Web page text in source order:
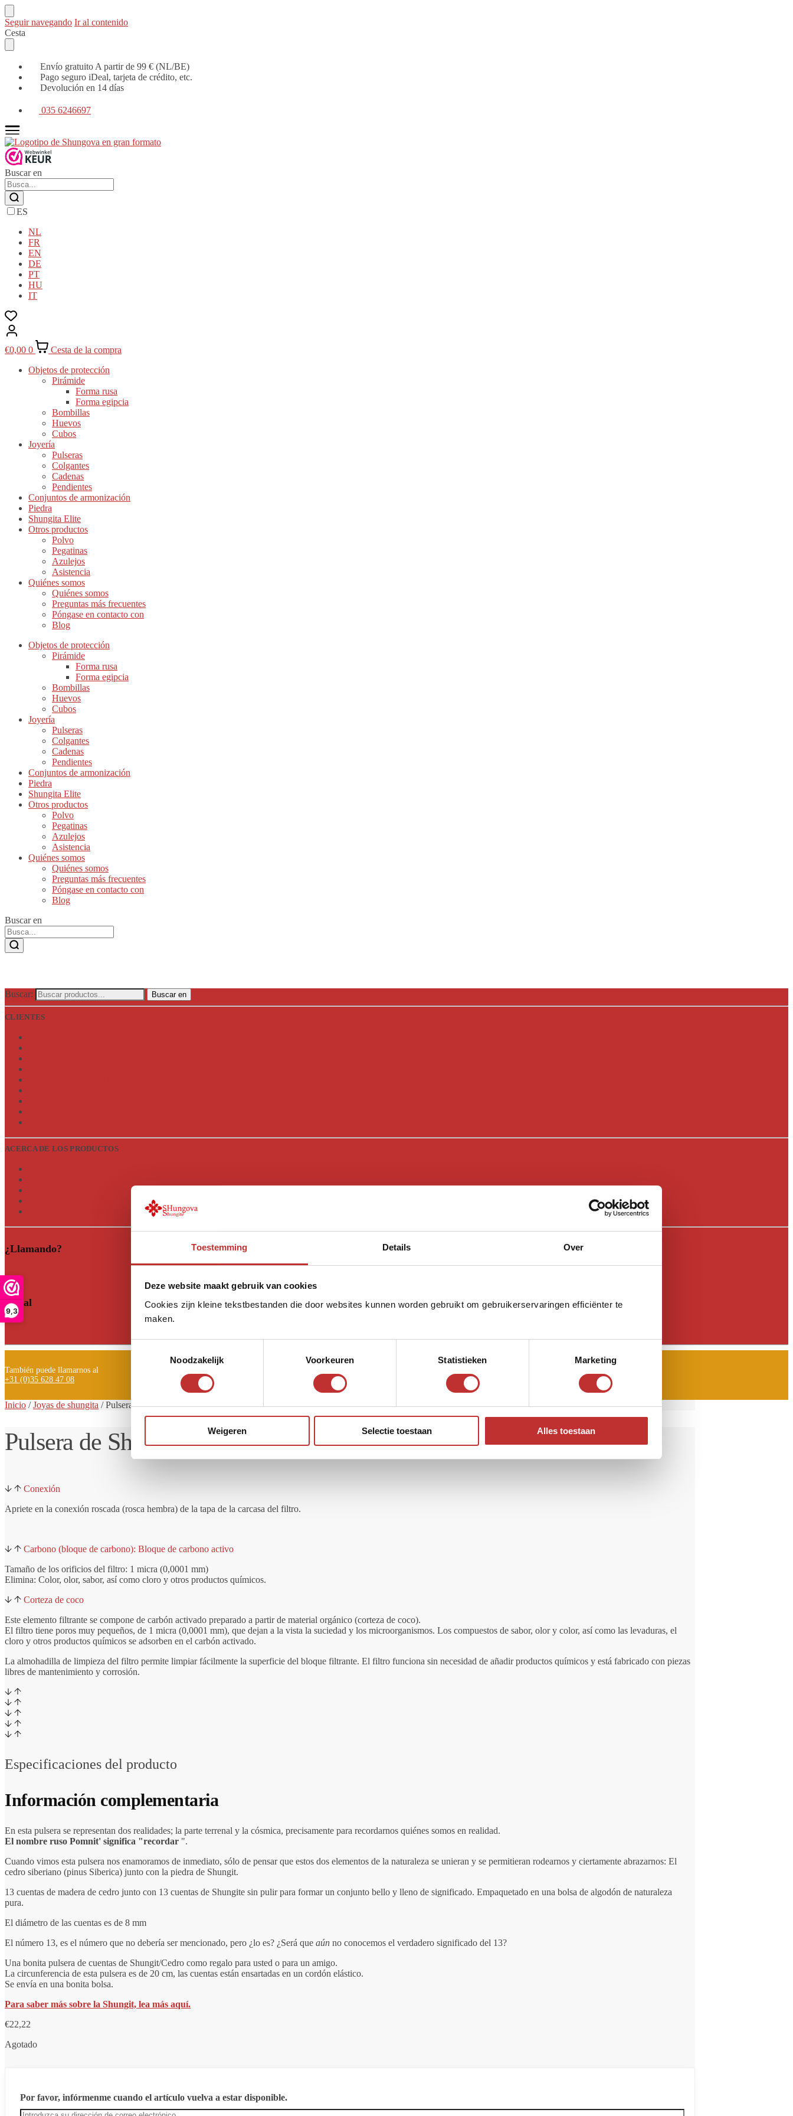
9,3
Toestemming Details Over
Deze website maakt gebruik van cookies
Cookies zijn kleine tekstbestanden die door websites kunnen worden gebruikt om gebruikerservaringen efficiënter te
maken.
Toestemmingsselectie
Noodzakelijk
Voorkeuren Statistieken Marketing
Weigeren Selectie toestaan Alles toestaan
Seguir navegando Ir al contenido
Cesta
Envío gratuito A partir de 99 € (NL/BE)
Pago seguro iDeal, tarjeta de crédito, etc.
Devolución en 14 días
035 6246697
Buscar en
ES
NL
FR
EN
DE
PT
HU
IT
€0,00 0
Cesta de la compra
Objetos de protección
Pirámide
Forma rusa
Forma egipcia
Bombillas
Huevos
Cubos
Joyería
Pulseras
Colgantes
Cadenas
Pendientes
Conjuntos de armonización
Piedra
Shungita Elite
Otros productos
Polvo
Pegatinas
Azulejos
Asistencia
Quiénes somos
Quiénes somos
Preguntas más frecuentes
Póngase en contacto con
Blog
Objetos de protección
Pirámide
Forma rusa
Forma egipcia
Bombillas
Huevos
Cubos
Joyería
Pulseras
Colgantes
Cadenas
Pendientes
Conjuntos de armonización
Piedra
Shungita Elite
Otros productos
Polvo
Pegatinas
Azulejos
Asistencia
Quiénes somos
Quiénes somos
Preguntas más frecuentes
Póngase en contacto con
Blog
Buscar en
Buscar: Buscar en
CLIENTES
ACERCA DE LOS PRODUCTOS
¿Llamando?
+31 (0)35 628 47 08
Social
También puede llamarnos al
+31 (0)35 628 47 08
Inicio /Joyas de shungita /Pulserade shungitaPomnit con cuentas de madera de cedro
Pulsera de Shungit Pomnit junto con cuentas de Cedro
Conexión
Apriete en la conexión roscada (rosca hembra) de la tapa de la carcasa del filtro.
Carbono (bloque de carbono): Bloque de carbono activo
Tamaño de los orificios del filtro: 1 micra (0,0001 mm)
Elimina: Color, olor, sabor, así como cloro y otros productos químicos.
Corteza de coco
Este elemento filtrante se compone de carbón activado preparado a partir de material orgánico (corteza de coco).
El filtro tiene poros muy pequeños, de 1 micra (0,0001 mm), que dejan a la vista la suciedad y los microorganismos. Los compuestos de sabor, olor y color, así como las levaduras, el
cloro y otros productos químicos se adsorben en el carbón activado.
La almohadilla de limpieza del filtro permite limpiar fácilmente la superficie del bloque filtrante. El filtro funciona sin necesidad de añadir productos químicos y está fabricado con piezas
libres de mantenimiento y corrosión.
Especificaciones del producto
Información complementaria
En esta pulsera se representan dos realidades; la parte terrenal y la cósmica, precisamente para recordarnos quiénes somos en realidad.
El nombre ruso Pomnit' significa "recordar ".
Cuando vimos esta pulsera nos enamoramos de inmediato, sólo de pensar que estos dos elementos de la naturaleza se unieran y se permitieran rodearnos y ciertamente abrazarnos: El
cedro siberiano (pinus Siberica) junto con la piedra de Shungit.
13 cuentas de madera de cedro junto con 13 cuentas de Shungite sin pulir para formar un conjunto bello y lleno de significado. Empaquetado en una bolsa de algodón de naturaleza
pura.
El diámetro de las cuentas es de 8 mm
El número 13, es el número que no debería ser mencionado, pero ¿lo es? ¿Será que aún no conocemos el verdadero significado del 13?
Una bonita pulsera de cuentas de Shungit/Cedro como regalo para usted o para un amigo.
La circunferencia de esta pulsera es de 20 cm, las cuentas están ensartadas en un cordón elástico.
Se envía en una bonita bolsa.
Para saber más sobre la Shungit, lea más aquí.
€22,22
Agotado
Por favor, infórmenme cuando el artículo vuelva a estar disponible.